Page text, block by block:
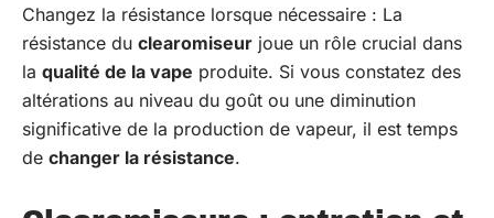
Changez la résistance lorsque nécessaire : La
résistance du clearomiseur joue un rôle crucial dans
la qualité de la vape produite. Si vous constatez des
altérations au niveau du goût ou une diminution
significative de la production de vapeur, il est temps
de changer la résistance.